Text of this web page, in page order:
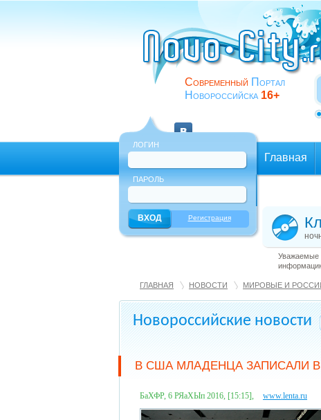
Современный Портал
Новороссийска 16+
ЛОГИН
ПАРОЛЬ
Регистрация
Главная
Уважаемые
ГЛАВНАЯ НОВОСТИ МИРОВЫЕ И
Новороссийские новости
В США МЛАДЕНЦА ЗАПИСАЛИ
БаХФР, 6 РЯаХЫп 2016, [15:15],
www.lenta.ru